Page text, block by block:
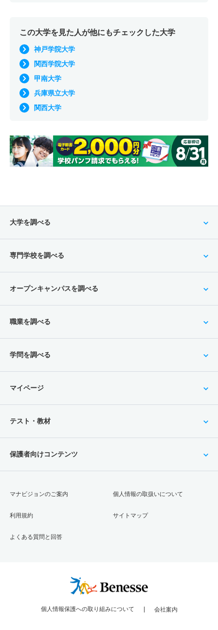
この大学を見た人が他にもチェックした大学
神戸学院大学
関西学院大学
甲南大学
兵庫県立大学
関西大学
大学を調べる
専門学校を調べる
オープンキャンパスを調べる
職業を調べる
学問を調べる
マイページ
テスト・教材
保護者向けコンテンツ
マナビジョンのご案内
利用規約
よくある質問と回答
個人情報の取扱いについて
サイトマップ
個人情報保護への取り組みについて 会社案内